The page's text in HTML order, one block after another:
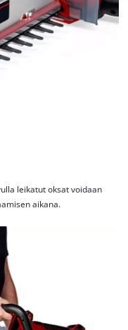
leikatut oksat voidaan
aikana.